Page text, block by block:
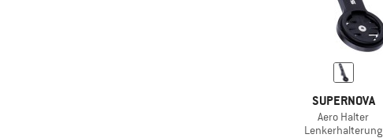
SUPERNOVA
Aero Halter
Lenkerhalterung